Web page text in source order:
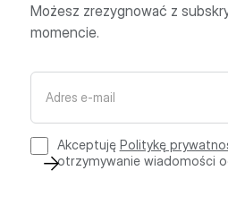
Możesz zrezygnować z
momencie.
Akceptuję Politykę
otrzymywanie wiadomości